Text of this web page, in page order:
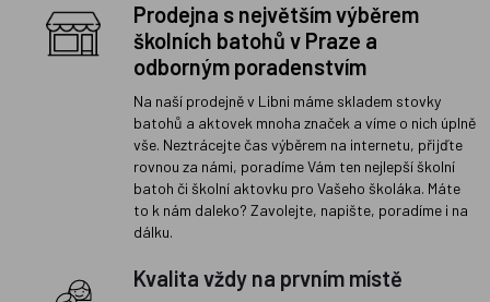
Prodejna s největším výběrem
školních batohů v Praze a
odborným poradenstvím
Na naší prodejně v Libni máme skladem stovky
batohů a aktovek mnoha značek a víme o nich úplně
vše. Neztrácejte čas výběrem na internetu, přijďte
rovnou za námi, poradíme Vám ten nejlepší školní
batoh či školní aktovku pro Vašeho školáka. Máte
to k nám daleko? Zavolejte, napište, poradíme i na
dálku.
Kvalita vždy na prvním místě